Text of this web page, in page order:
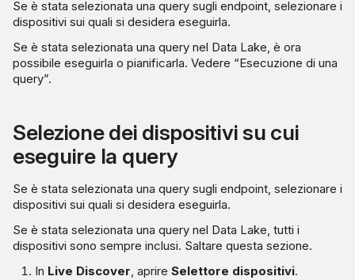
Se è stata selezionata una query sugli endpoint, selezionare i
dispositivi sui quali si desidera eseguirla.
Se è stata selezionata una query nel Data Lake, è ora
possibile eseguirla o pianificarla. Vedere “Esecuzione di una
query”.
Selezione dei dispositivi su cui
eseguire la query
Se è stata selezionata una query sugli endpoint, selezionare i
dispositivi sui quali si desidera eseguirla.
Se è stata selezionata una query nel Data Lake, tutti i
dispositivi sono sempre inclusi. Saltare questa sezione.
In Live Discover, aprireSelettore dispositivi.